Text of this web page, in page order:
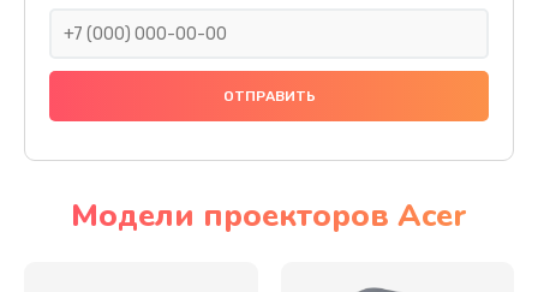
Модели проекторов Acer